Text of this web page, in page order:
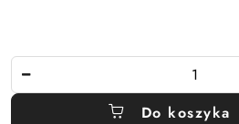
Do koszyka